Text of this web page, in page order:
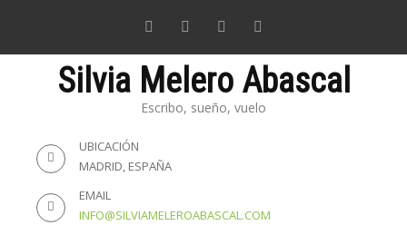
Silvia Melero Abascal
Escribo, sueño, vuelo
UBICACIÓN
MADRID, ESPAÑA
EMAIL
INFO@SILVIAMELEROABASCAL.COM